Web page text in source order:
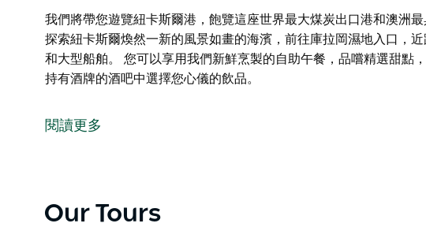
我們將帶您遊覽紐卡斯爾港，飽覽這座世界最大煤炭出口港和澳洲最
探索紐卡斯爾煥然一新的風景如畫的海濱，前往庫拉岡濕地入口，
和大型船舶。 您可以享用我們新鮮烹製的自助午餐，品嚐精選甜點
持有酒牌的酒吧中選擇您心儀的飲品。
探索紐卡斯爾煥然一新的風景如畫的海濱，前往庫拉岡濕地入口，近
和大型船舶。
閱讀更多
Our Tours